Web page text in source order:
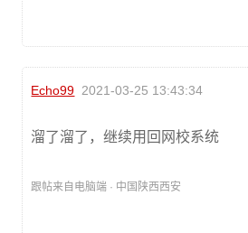
Echo99 2021-03-25 13:43:34
溜了溜了，继续用回网校系统
跟帖来自电脑端 · 中国陕西西安